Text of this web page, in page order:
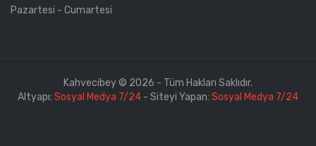
Pazartesi - Cumartesi
Kahvecibey © 2026 - Tüm Hakları Saklıdır.
Altyapı: Sosyal Medya 7/24 - Siteyi Yapan: Sosyal Medya 7/24